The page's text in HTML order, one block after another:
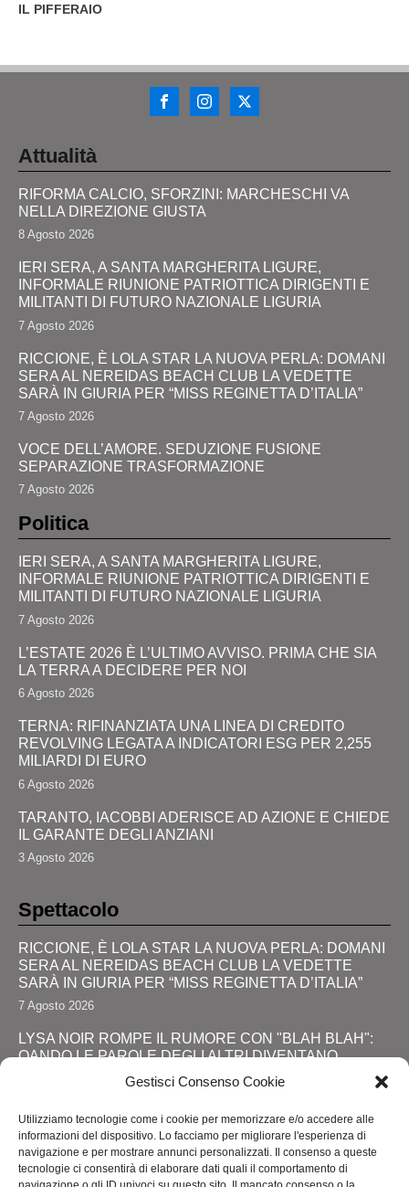
Gestisci Consenso Cookie
Utilizziamo tecnologie come i cookie per memorizzare e/o accedere alle
informazioni del dispositivo. Lo facciamo per migliorare l'esperienza di
navigazione e per mostrare annunci personalizzati. Il consenso a queste
tecnologie ci consentirà di elaborare dati quali il comportamento di
IL PIFFERAIO
Attualità
RIFORMA CALCIO, SFORZINI: MARCHESCHI VA
NELLA DIREZIONE GIUSTA
8 Agosto 2026
IERI SERA, A SANTA MARGHERITA LIGURE,
INFORMALE RIUNIONE PATRIOTTICA DIRIGENTI E
MILITANTI DI FUTURO NAZIONALE LIGURIA
7 Agosto 2026
RICCIONE, È LOLA STAR LA NUOVA PERLA: DOMANI
SERA AL NEREIDAS BEACH CLUB LA VEDETTE
SARÀ IN GIURIA PER “MISS REGINETTA D’ITALIA”
7 Agosto 2026
VOCE DELL’AMORE. SEDUZIONE FUSIONE
SEPARAZIONE TRASFORMAZIONE
7 Agosto 2026
Politica
IERI SERA, A SANTA MARGHERITA LIGURE,
INFORMALE RIUNIONE PATRIOTTICA DIRIGENTI E
MILITANTI DI FUTURO NAZIONALE LIGURIA
7 Agosto 2026
L’ESTATE 2026 È L’ULTIMO AVVISO. PRIMA CHE SIA
LA TERRA A DECIDERE PER NOI
6 Agosto 2026
TERNA: RIFINANZIATA UNA LINEA DI CREDITO
REVOLVING LEGATA A INDICATORI ESG PER 2,255
MILIARDI DI EURO
6 Agosto 2026
TARANTO, IACOBBI ADERISCE AD AZIONE E CHIEDE
IL GARANTE DEGLI ANZIANI
3 Agosto 2026
Spettacolo
RICCIONE, È LOLA STAR LA NUOVA PERLA: DOMANI
SERA AL NEREIDAS BEACH CLUB LA VEDETTE
SARÀ IN GIURIA PER “MISS REGINETTA D’ITALIA”
7 Agosto 2026
LYSA NOIR ROMPE IL RUMORE CON "BLAH BLAH":
QANDO LE PAROLE DEGLI ALTRI DIVENTANO
JOHNNY DEPP RITORNA DA PROTAGONISTA: IL
GRANDE SHOW AL COMIC-CON E LA SVOLTA
DEFINITIVA!